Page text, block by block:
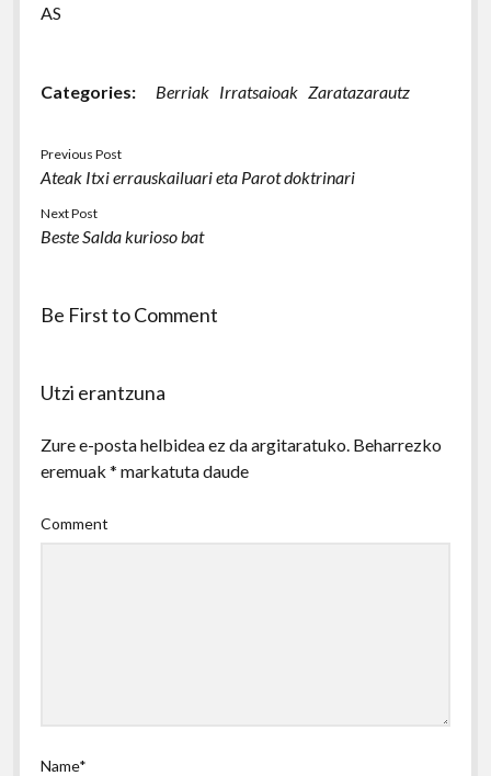
AS
Categories: Berriak Irratsaioak Zaratazarautz
Previous Post
Ateak Itxi errauskailuari eta Parot doktrinari
Next Post
Beste Salda kurioso bat
Be First to Comment
Utzi erantzuna
Zure e-posta helbidea ez da argitaratuko. Beharrezko
eremuak * markatuta daude
Comment
Name*